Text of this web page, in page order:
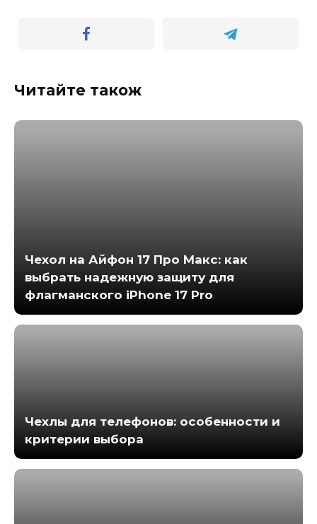
Читайте також
Чехол на Айфон 17 Про Макс: как
выбрать надежную защиту для
флагманского iPhone 17 Pro
Чехлы для телефонов: особенности и
критерии выбора